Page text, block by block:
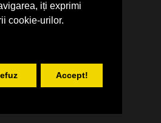
iți exprimi
cookie-urilor.
Accept!